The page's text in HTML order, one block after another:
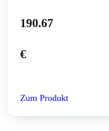
190.67
€
Zum Produkt